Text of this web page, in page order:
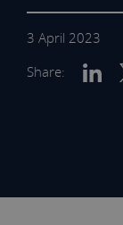
3 April 2023
Share: